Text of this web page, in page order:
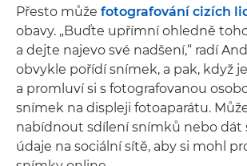
Přesto může fotografování cizích
obavy. „Buďte upřímní ohledně
a dejte najevo své nadšení,“ radí
obvykle pořídí snímek, a pak, když
a promluví si s fotografovanou
snímek na displeji fotoaparátu.
nabídnout sdílení snímků nebo dát
údaje na sociální sítě, aby si mohl